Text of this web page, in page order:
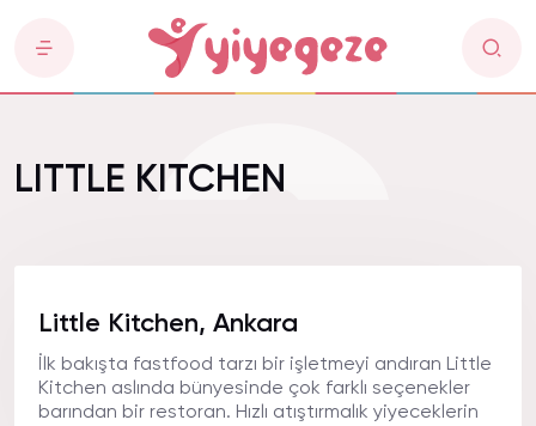
LITTLE KITCHEN
Little Kitchen, Ankara
İlk bakışta fastfood tarzı bir işletmeyi andıran Little
Kitchen aslında bünyesinde çok farklı seçenekler
barından bir restoran. Hızlı atıştırmalık yiyeceklerin